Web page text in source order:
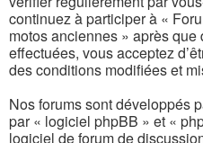
continuez à participer à «
motos anciennes » après
effectuées, vous acceptez
des conditions modifiées et
Nos forums sont développés
par « logiciel phpBB » et «
logiciel de forum de